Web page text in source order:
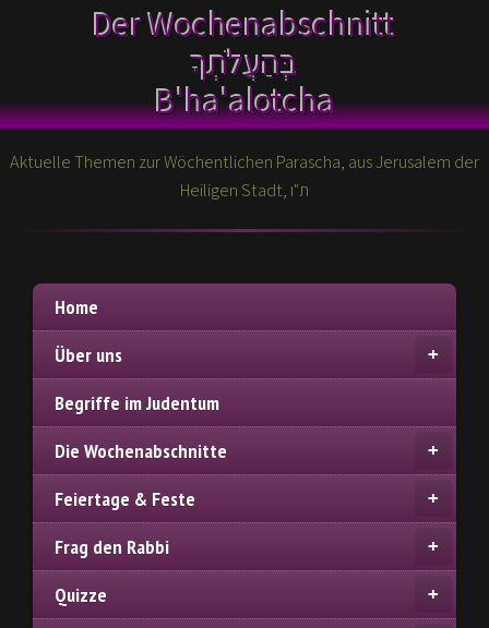
Der Wochenabschnitt
בְּהַעֲלֹתְךָ
B'ha'alotcha
Aktuelle Themen zur Wöchentlichen Parascha, aus Jerusalem der
Heiligen Stadt, ת"ו
Home
Über uns
Begriffe im Judentum
Die Wochenabschnitte
Feiertage & Feste
Frag den Rabbi
Quizze